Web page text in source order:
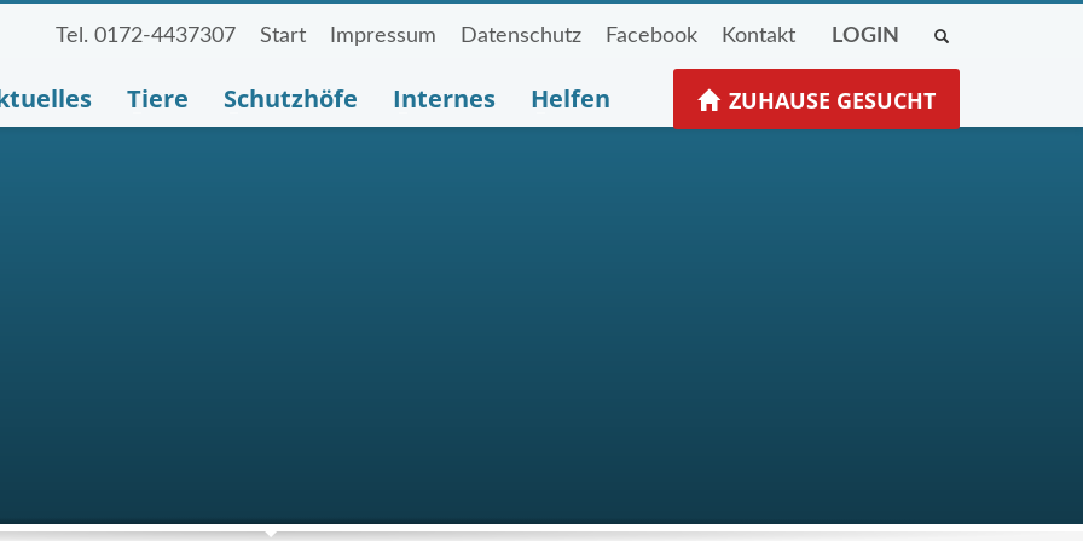
Tel. 0172-4437307 Start Impressum Datenschutz Facebook Kontakt LOGIN
Tiere Schutzhöfe Internes Helfen ZUHAUSE GESUCHT